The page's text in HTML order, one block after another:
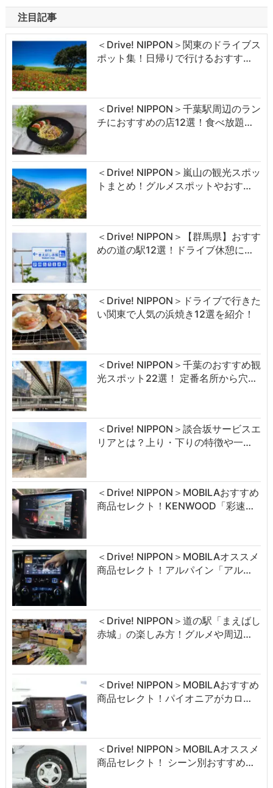
注目記事
＜Drive! NIPPON＞関東のドライブス
ポット集！日帰りで行けるおすす…
＜Drive! NIPPON＞千葉駅周辺のラン
チにおすすめの店12選！食べ放題…
＜Drive! NIPPON＞嵐山の観光スポッ
トまとめ！グルメスポットやおす…
＜Drive! NIPPON＞【群馬県】おすす
めの道の駅12選！ドライブ休憩に…
＜Drive! NIPPON＞ドライブで行きた
い関東で人気の浜焼き12選を紹介！
＜Drive! NIPPON＞千葉のおすすめ観
光スポット22選！ 定番名所から穴…
＜Drive! NIPPON＞談合坂サービスエ
リアとは？上り・下りの特徴や一…
＜Drive! NIPPON＞MOBILAおすすめ
商品セレクト！KENWOOD「彩速…
＜Drive! NIPPON＞MOBILAオススメ
商品セレクト！アルパイン「アル…
＜Drive! NIPPON＞道の駅「まえばし
赤城」の楽しみ方！グルメや周辺…
＜Drive! NIPPON＞MOBILAおすすめ
商品セレクト！パイオニアがカロ…
＜Drive! NIPPON＞MOBILAオススメ
商品セレクト！ シーン別おすすめ…